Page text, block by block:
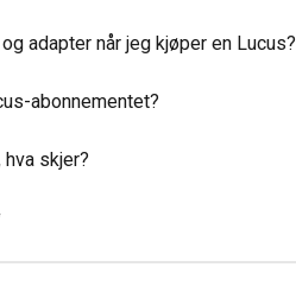
adapter når jeg kjøper en Lucus?
abonnementet?
skjer?